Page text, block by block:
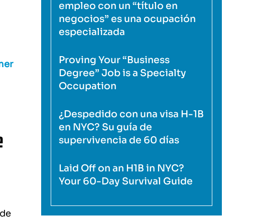
empleo con un “título en
negocios” es una ocupación
especializada
Proving Your “Business
Degree” Job is a Specialty
Occupation
¿Despedido con una visa H-1B
en NYC? Su guía de
supervivencia de 60 días
Laid Off on an H1B in NYC?
Your 60-Day Survival Guide